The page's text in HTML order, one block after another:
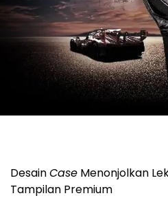
DesainCase Menonjolkan
Tampilan Premium